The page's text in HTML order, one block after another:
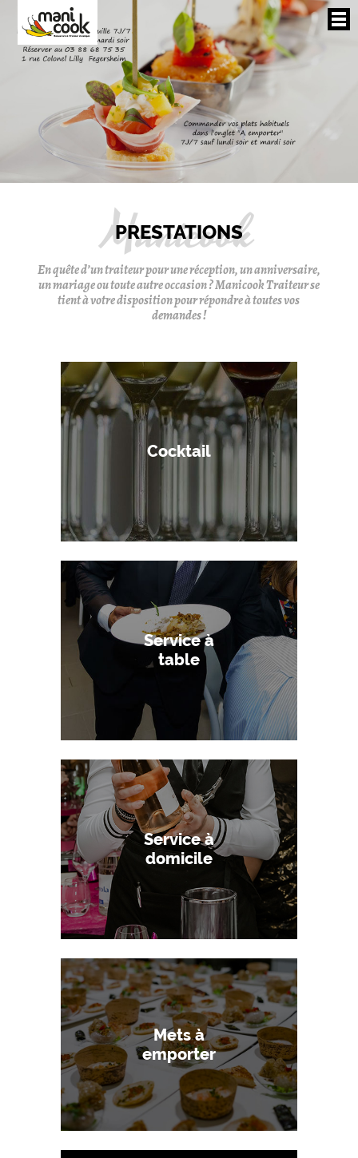
PRESTATIONS
En quête d’un traiteur pour une réception, un anniversaire,
un mariage ou toute autre occasion ? Manicook Traiteur se
tient à votre disposition pour répondre à toutes vos
demandes !
Cocktail
Service à
table
Service à
domicile
Mets à
emporter